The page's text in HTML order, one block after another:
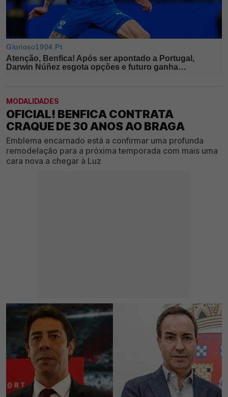
MODALIDADES
OFICIAL! BENFICA CONTRATA
CRAQUE DE 30 ANOS AO BRAGA
Emblema encarnado está a confirmar uma profunda
remodelação para a próxima temporada com mais uma
cara nova a chegar à Luz